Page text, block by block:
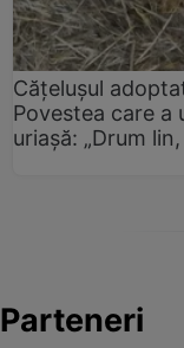
Cățelușul
Povestea care a
uriașă: „Drum
Parteneri